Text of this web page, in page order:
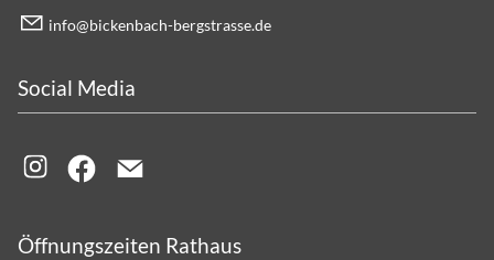
info@bickenbach-bergstrasse.de
Social Media
Öffnungszeiten Rathaus